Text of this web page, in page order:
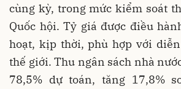
cùng kỳ, trong mức kiểm soát
Quốc hội. Tỷ giá được điều
hoạt, kịp thời, phù hợp với
thế giới. Thu ngân sách nhà
78,5% dự toán, tăng 17,8%